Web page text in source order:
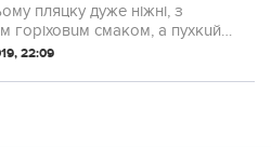
пляцку дуже ніжні, з
горіховuм смаком, а пухкuй
капучіно нагадує мус.
22:09